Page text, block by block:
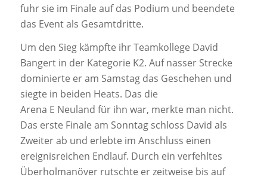
fuhr sie im Finale auf das Podium und beendete
das Event als Gesamtdritte.
Um den Sieg kämpfte ihr Teamkollege David
Bangert in der Kategorie K2. Auf nasser Strecke
dominierte er am Samstag das Geschehen und
siegte in beiden Heats. Das die
Arena E Neuland für ihn war, merkte man nicht.
Das erste Finale am Sonntag schloss David als
Zweiter ab und erlebte im Anschluss einen
ereignisreichen Endlauf. Durch ein verfehltes
Überholmanöver rutschte er zeitweise bis auf